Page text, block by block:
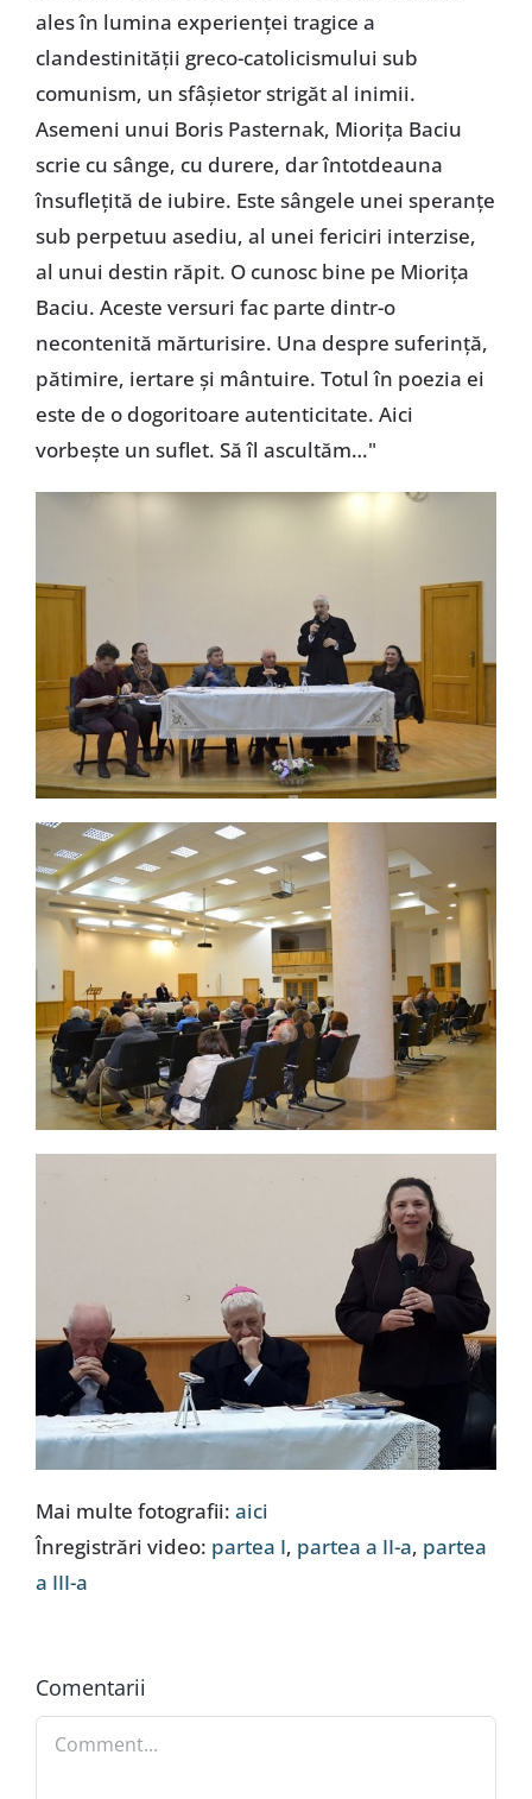
ales în lumina experienței tragice a
clandestinității greco-catolicismului sub
comunism, un sfâșietor strigăt al inimii.
Asemeni unui Boris Pasternak, Miorița Baciu
scrie cu sânge, cu durere, dar întotdeauna
însuflețită de iubire. Este sângele unei speranțe
sub perpetuu asediu, al unei fericiri interzise,
al unui destin răpit. O cunosc bine pe Miorița
Baciu. Aceste versuri fac parte dintr-o
necontenită mărturisire. Una despre suferință,
pătimire, iertare și mântuire. Totul în poezia ei
este de o dogoritoare autenticitate. Aici
vorbește un suflet. Să îl ascultăm…"
Mai multe fotografii: aici
Înregistrări video: partea I, partea a II-a, partea
a III-a
Comentarii
Comment